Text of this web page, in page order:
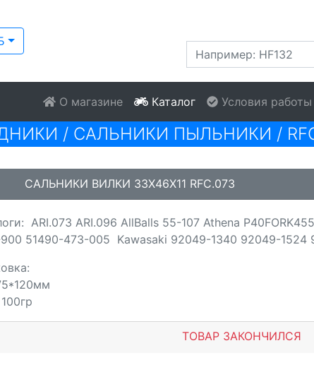
О магазине Каталог Условия работы
/ САЛЬНИКИ ПЫЛЬНИКИ /
САЛЬНИКИ ВИЛКИ 33X46X11 RFC.073
ARI.073 ARI.096 AllBalls 55-107 Athena
51490-473-005 Kawasaki 92049-1340 92049-1524
ТОВАР ЗАКОНЧИЛСЯ